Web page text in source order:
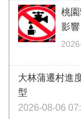
桃
影響
大林蒲遷村進
型
2026-08-06